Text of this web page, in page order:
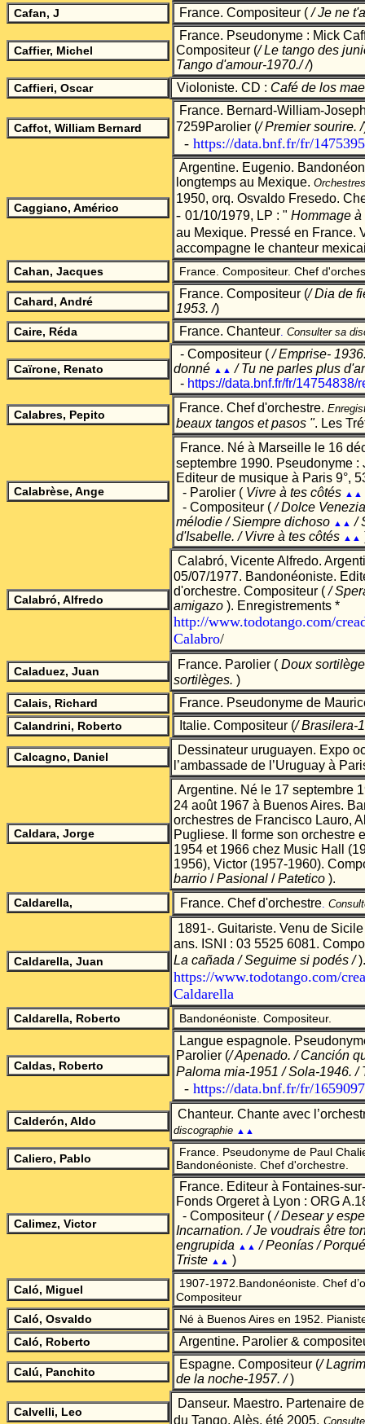
Cafan, J France. Compositeur (/ Je ne
Caffier, Michel
France. Pseudonyme : Mick
Compositeur (/ Le tango des
Tango d'amour-1970.//)
Caffieri, Oscar Violoniste. CD : Café de los
Caffot, William Bernard
France. Bernard-William-
7259Parolier (/ Premier sourire. /
- https://data.bnf.fr/fr/
Caggiano, Américo
Argentine. Eugenio.
longtemps au Mexique. Orchestres
1950, orq. Osvaldo Fresedo.
- 01/10/1979, LP : " Hommage
au Mexique. Pressé en France.
accompagne le chanteur
Cahan, Jacques France. Compositeur. Chef
Cahard, André
France. Compositeur (/ Dia de
1953./)
Caire, Réda France. Chanteur. Consulter sa
Caïrone, Renato
- Compositeur (/ Emprise-
donné ▲▲ / Tu ne parles plus
- https://data.bnf.fr/fr/14754838/
Calabres, Pepito France. Chef d'orchestre.
beaux tangos et pasos ". Les
Calabrèse, Ange
France. Né à Marseille le 16
septembre 1990. Pseudonyme
Editeur de musique à Paris 9°,
- Parolier ( Vivre à tes côtés ▲▲
- Compositeur (/ Dolce
mélodie / Siempre dichoso ▲▲ /
d'Isabelle. / Vivre à tes côtés ▲▲
Calabró, Alfredo
Calabró, Vicente Alfredo.
05/07/1977. Bandonéoniste.
d'orchestre. Compositeur (/
amigazo ). Enregistrements *
http://www.todotango.com/
Calabro/
Caladuez, Juan France. Parolier ( Doux
sortilèges. )
Calais, Richard France. Pseudonyme de
Calandrini, Roberto Italie. Compositeur (/ Brasilera-
Calcagno, Daniel
Dessinateur uruguayen. Expo
l’ambassade de l’Uruguay à
Caldara, Jorge
Argentine. Né le 17 septembre
24 août 1967 à Buenos Aires.
orchestres de Francisco Lauro,
Pugliese. Il forme son orchestre
1954 et 1966 chez Music Hall
1956), Victor (1957-1960).
barrio /Pasional /Patetico ).
Caldarella, France. Chef d'orchestre.
Caldarella, Juan
1891-. Guitariste. Venu de
ans. ISNI : 03 5525 6081.
La cañada / Seguime si podés /).
https://www.todotango.com/
Caldarella
Caldarella, Roberto Bandonéoniste. Compositeur.
Caldas, Roberto
Langue espagnole.
Parolier (/ Apenado. / Canción
Paloma mia-1951 / Sola-1946. /
- https://data.bnf.fr/fr/
Calderón, Aldo Chanteur. Chante avec
discographie ▲▲
Caliero, Pablo
France. Pseudonyme de Paul
Bandonéoniste. Chef d'orchestre.
Calimez, Victor
France. Editeur à Fontaines-
Fonds Orgeret à Lyon : ORG
- Compositeur (/ Desear y
Incarnation. / Je voudrais être
engrupida
▲▲ / Peonías /
Triste ▲▲ )
Caló, Miguel
1907-1972.Bandonéoniste. Chef
Compositeur
Caló, Osvaldo
Né à Buenos Aires en 1952.
Caló, Roberto
Argentine. Parolier &
Calú, Panchito
Espagne. Compositeur (/
de la noche-1957. /)
Calvelli, Leo
Danseur. Maestro. Partenaire
du Tango, Alès, été 2005.